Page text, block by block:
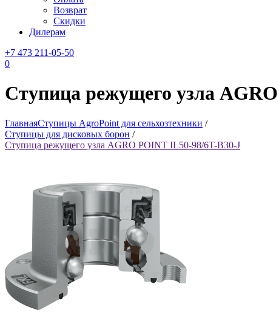
Возврат
Скидки
Дилерам
+7 473 211-05-50
0
Ступица режущего узла
ГлавнаяСтупицы AgroPoint для сельхозтехники /
Ступицы для дисковых борон /
Ступица режущего узла AGRO POINT IL50-98/6T-B30-J